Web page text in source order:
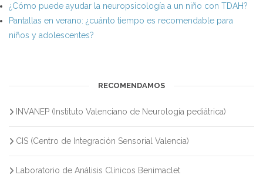
¿Cómo puede ayudar la neuropsicología a un niño con TDAH?
Pantallas en verano: ¿cuánto tiempo es recomendable para
niños y adolescentes?
RECOMENDAMOS
INVANEP (Instituto Valenciano de Neurología pediátrica)
CIS (Centro de Integración Sensorial Valencia)
Laboratorio de Análisis Clínicos Benimaclet